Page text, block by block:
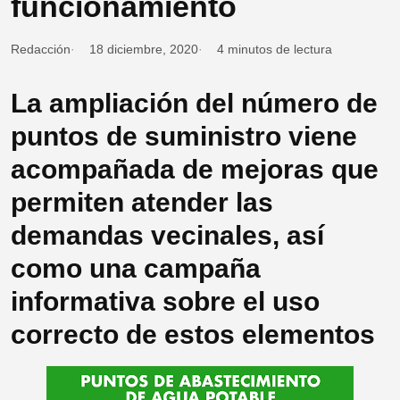
Redacción 18 diciembre, 2020 4 minutos de lectura
La ampliación del número de
puntos de suministro viene
acompañada de mejoras que
permiten atender las
demandas vecinales, así
como una campaña
informativa sobre el uso
correcto de estos elementos